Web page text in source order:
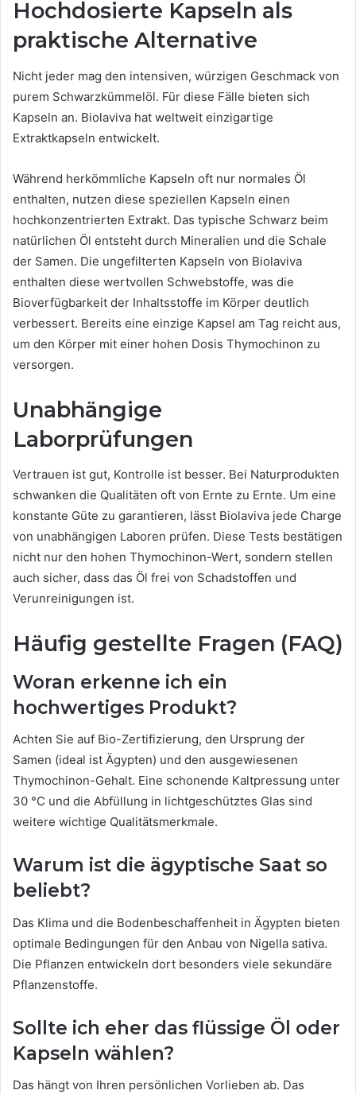
Hochdosierte Kapseln als
praktische Alternative
Nicht jeder mag den intensiven, würzigen Geschmack von
purem Schwarzkümmelöl. Für diese Fälle bieten sich
Kapseln an. Biolaviva hat weltweit einzigartige
Extraktkapseln entwickelt.
Während herkömmliche Kapseln oft nur normales Öl
enthalten, nutzen diese speziellen Kapseln einen
hochkonzentrierten Extrakt. Das typische Schwarz beim
natürlichen Öl entsteht durch Mineralien und die Schale
der Samen. Die ungefilterten Kapseln von Biolaviva
enthalten diese wertvollen Schwebstoffe, was die
Bioverfügbarkeit der Inhaltsstoffe im Körper deutlich
verbessert. Bereits eine einzige Kapsel am Tag reicht aus,
um den Körper mit einer hohen Dosis Thymochinon zu
versorgen.
Unabhängige
Laborprüfungen
Vertrauen ist gut, Kontrolle ist besser. Bei Naturprodukten
schwanken die Qualitäten oft von Ernte zu Ernte. Um eine
konstante Güte zu garantieren, lässt Biolaviva jede Charge
von unabhängigen Laboren prüfen. Diese Tests bestätigen
nicht nur den hohen Thymochinon-Wert, sondern stellen
auch sicher, dass das Öl frei von Schadstoffen und
Verunreinigungen ist.
Häufig gestellte Fragen (FAQ)
Woran erkenne ich ein
hochwertiges Produkt?
Achten Sie auf Bio-Zertifizierung, den Ursprung der
Samen (ideal ist Ägypten) und den ausgewiesenen
Thymochinon-Gehalt. Eine schonende Kaltpressung unter
30 °C und die Abfüllung in lichtgeschütztes Glas sind
weitere wichtige Qualitätsmerkmale.
Warum ist die ägyptische Saat so
beliebt?
Das Klima und die Bodenbeschaffenheit in Ägypten bieten
optimale Bedingungen für den Anbau von Nigella sativa.
Die Pflanzen entwickeln dort besonders viele sekundäre
Pflanzenstoffe.
Sollte ich eher das flüssige Öl oder
Kapseln wählen?
Das hängt von Ihren persönlichen Vorlieben ab. Das